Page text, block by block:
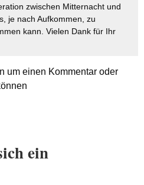
zwischen Mitternacht und
je nach Aufkommen, zu
kann. Vielen Dank für Ihr
um einen Kommentar oder
ein